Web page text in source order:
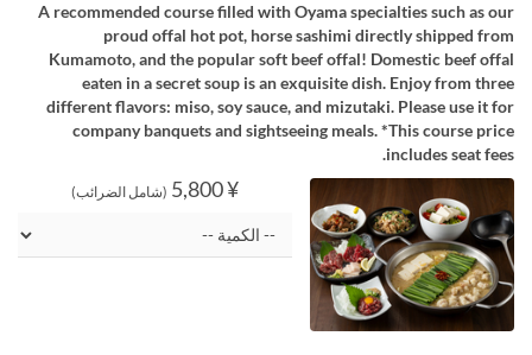
A recommended course filled with Oyama specialties such as our
proud offal hot pot, horse sashimi directly shipped from
Kumamoto, and the popular soft beef offal! Domestic beef offal
eaten in a secret soup is an exquisite dish. Enjoy from three
different flavors: miso, soy sauce, and mizutaki. Please use it for
company banquets and sightseeing meals. *This course price
includes seat fees.
¥ 5,800 (شامل الضرائب)